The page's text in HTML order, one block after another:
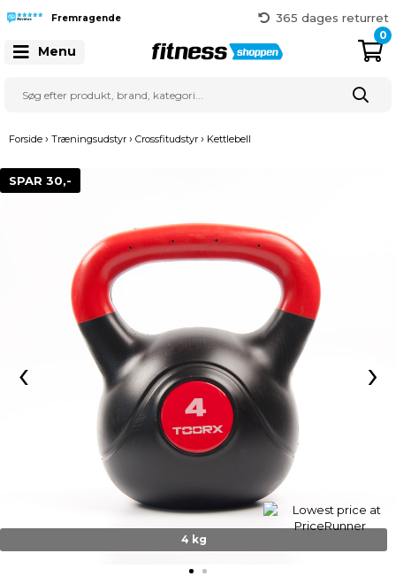
365 dages returret
Gratis fragt over 999 kr.
41 128 128
Fremragende
Menu
0
Forside › Træningsudstyr › Crossfitudstyr › Kettlebell
SPAR 30,-
4 kg
‹ ›